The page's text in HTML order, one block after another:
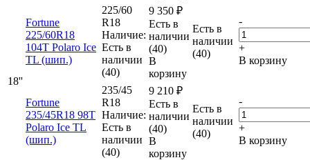
18''
Fortune
225/60R18
104T Polaro Ice
TL (шип.)
225/60
R18
Наличие:
Есть в
наличии
(40)
9 350 ₽
Есть в
наличии
(40)
В
корзину
Есть в
наличии
(40)
-
+
В корзину
Fortune
235/45R18 98T
Polaro Ice TL
(шип.)
235/45
R18
Наличие:
Есть в
наличии
(40)
9 210 ₽
Есть в
наличии
(40)
В
корзину
Есть в
наличии
(40)
-
+
В корзину